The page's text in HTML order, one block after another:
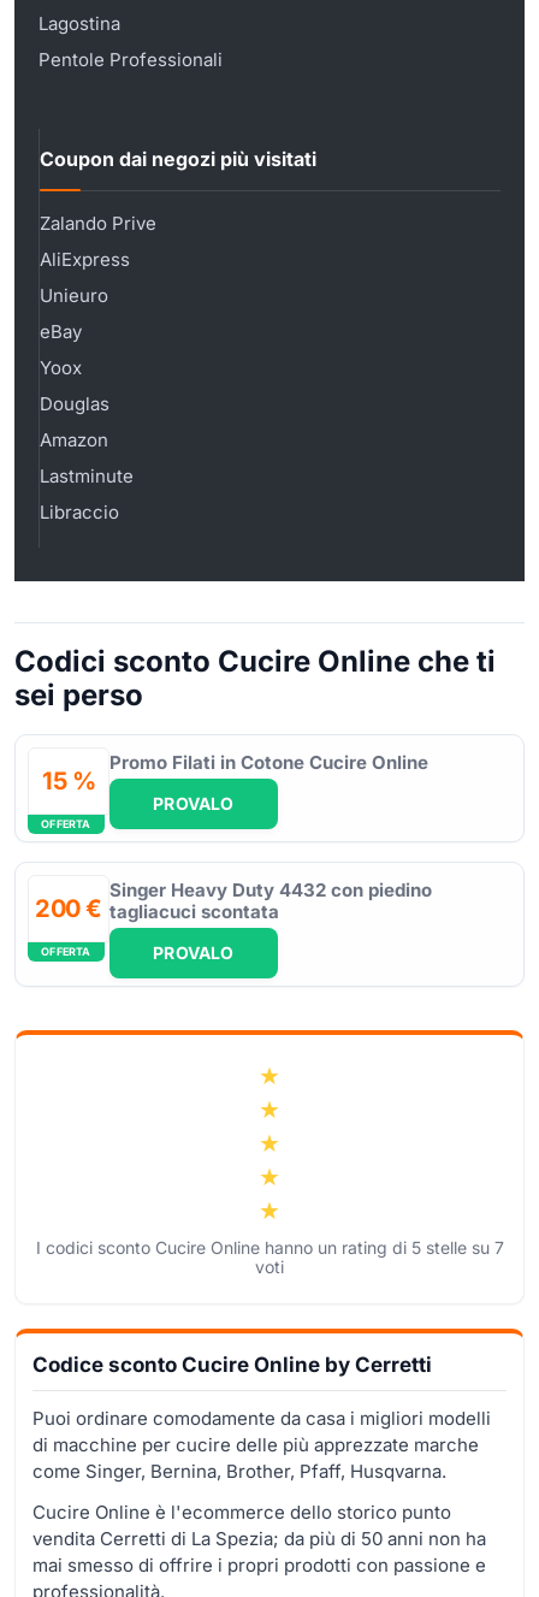
Lagostina
Pentole Professionali
Coupon dai negozi più visitati
Zalando Prive
AliExpress
Unieuro
eBay
Yoox
Douglas
Amazon
Lastminute
Libraccio
Codici sconto Cucire Online che ti
sei perso
15 %
OFFERTA
Promo Filati in Cotone Cucire Online
PROVALO
200 €
OFFERTA
Singer Heavy Duty 4432 con piedino
tagliacuci scontata
PROVALO
I codici sconto Cucire Online hanno un rating di 5stelle su 7
voti
Codice sconto Cucire Online by Cerretti
Puoi ordinare comodamente da casa i migliori modelli
di macchine per cucire delle più apprezzate marche
come Singer, Bernina, Brother, Pfaff, Husqvarna.
Cucire Online è l'ecommerce dello storico punto
vendita Cerretti di La Spezia; da più di 50 anni non ha
mai smesso di offrire i propri prodotti con passione e
professionalità.